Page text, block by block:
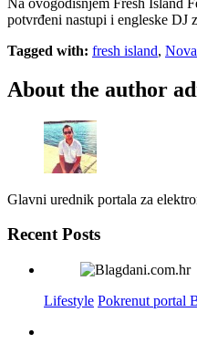
potvrđeni nastupi i engleske DJ
Tagged with: fresh island,
About the author
Glavni urednik portala za
Recent Posts
Lifestyle Pokrenut portal